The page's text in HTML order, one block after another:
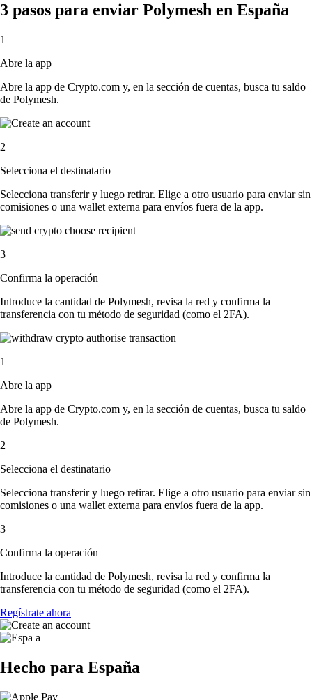
3 pasos para enviar Polymesh en España
1
Abre la app
Abre la app de Crypto.com y, en la sección de cuentas, busca tu saldo
de Polymesh.
2
Selecciona el destinatario
Selecciona transferir y luego retirar. Elige a otro usuario para enviar sin
comisiones o una wallet externa para envíos fuera de la app.
3
Confirma la operación
Introduce la cantidad de Polymesh, revisa la red y confirma la
transferencia con tu método de seguridad (como el 2FA).
1
Abre la app
Abre la app de Crypto.com y, en la sección de cuentas, busca tu saldo
de Polymesh.
2
Selecciona el destinatario
Selecciona transferir y luego retirar. Elige a otro usuario para enviar sin
comisiones o una wallet externa para envíos fuera de la app.
3
Confirma la operación
Introduce la cantidad de Polymesh, revisa la red y confirma la
transferencia con tu método de seguridad (como el 2FA).
Regístrate ahora
Hecho para España